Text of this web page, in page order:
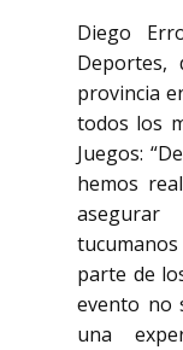
Diego
Deportes,
provincia
todos los
Juegos:
hemos
parte de
evento no
una